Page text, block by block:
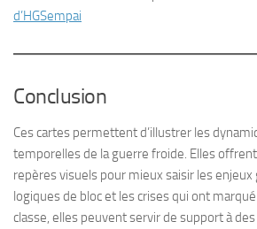
d’HGSempai
Conclusion
Ces cartes permettent d’illustrer les
temporelles de la guerre froide. Elles
repères visuels pour mieux saisir les
logiques de bloc et les crises qui ont
classe, elles peuvent servir de support à